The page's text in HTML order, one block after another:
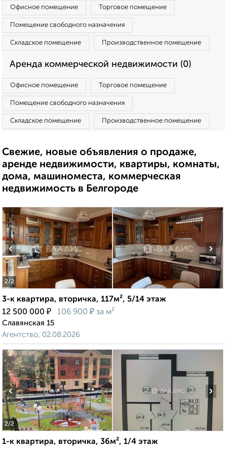
Офисное помещение Торговое помещение
Помещение свободного назначения
Складское помещение Производственное помещение
Аренда коммерческой недвижимости (0)
Офисное помещение Торговое помещение
Помещение свободного назначения
Складское помещение Производственное помещение
Свежие, новые объявления о продаже,
аренде недвижимости, квартиры, комнаты,
дома, машиноместа, коммерческая
недвижимость в Белгороде
2/2
‹ ›
3-к квартира, вторичка, 117м², 5/14 этаж
12 500 000 ₽ 106 900 ₽ за м²
Славянская 15
Агентство, 02.08.2026
2/2
‹ ›
1-к квартира, вторичка, 36м², 1/4 этаж